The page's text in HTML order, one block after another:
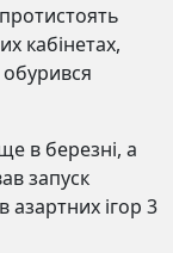
кабінетах,
в березні, а
запуск
азартних ігор 3